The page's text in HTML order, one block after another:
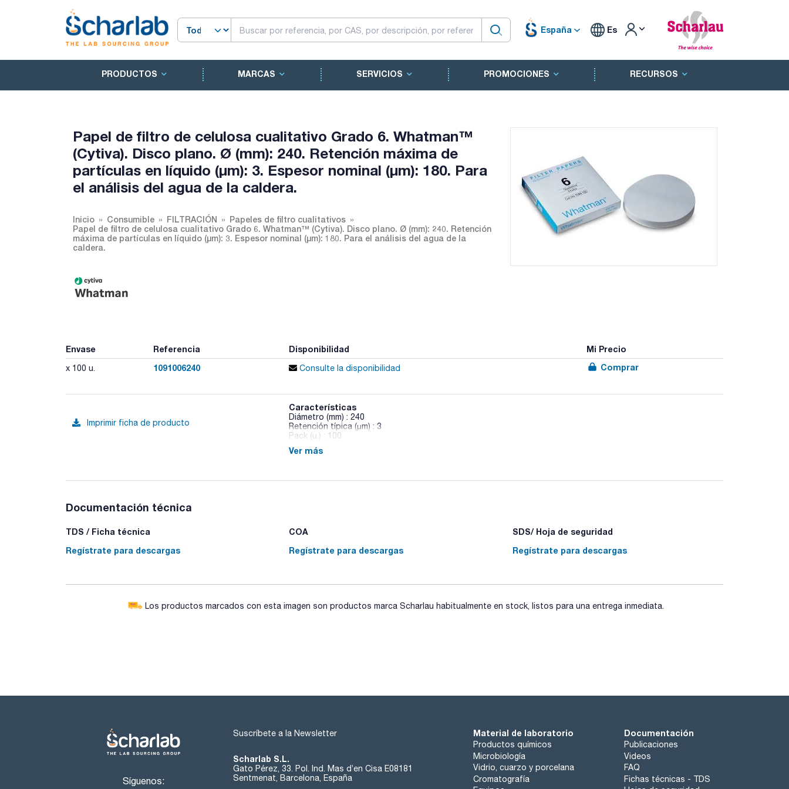
España Es
PRODUCTOS MARCAS SERVICIOS PROMOCIONES RECURSOS
Papel de filtro de celulosa cualitativo Grado 6. Whatman™
(Cytiva). Disco plano. Ø (mm): 240. Retención máxima de
partículas en líquido (µm): 3. Espesor nominal (µm): 180. Para
el análisis del agua de la caldera.
Inicio Consumible FILTRACIÓN
Papeles de filtro cualitativos
Papel de filtro de celulosa cualitativo Grado 6. Whatman™ (Cytiva). Disco plano. Ø (mm): 240. Retención
máxima de partículas en líquido (µm): 3. Espesor nominal (µm): 180. Para el análisis del agua de la
caldera.
Envase Referencia Disponibilidad Mi Precio
x 100 u. 1091006240 Consulte la disponibilidad Comprar
Imprimir ficha de producto
Características
Diámetro (mm) : 240
Retención típica (μm) : 3
Pack (u.) : 100
Disco de papel plano para análisis cualitativo de identificación de materiales.
Ver más
Documentación técnica
TDS / Ficha técnica
Regístrate para descargas
COA
Regístrate para descargas
SDS/ Hoja de seguridad
Regístrate para descargas
Los productos marcados con esta imagen son productos marca Scharlau habitualmente en stock, listos para una entrega inmediata.
Síguenos:
Suscríbete a la Newsletter
Scharlab S.L.
Gato Pérez, 33. Pol. Ind. Mas d’en Cisa E08181
Sentmenat, Barcelona, España
Material de laboratorio
Productos químicos
Microbiología
Vidrio, cuarzo y porcelana
Cromatografía
Documentación
Publicaciones
Videos
FAQ
Fichas técnicas - TDS